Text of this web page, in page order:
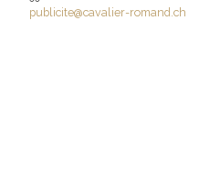
publicite@cavalier-romand.ch